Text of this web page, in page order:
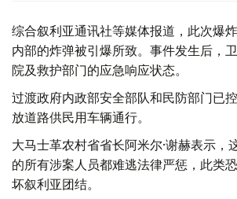
综合叙利亚通讯社等媒体报道，此次爆
内部的炸弹被引爆所致。事件发生后，
院及救护部门的应急响应状态。
过渡政府内政部安全部队和民防部门已
放道路供民用车辆通行。
大马士革农村省省长阿米尔·谢赫表示，
的所有涉案人员都难逃法律严惩，此类
坏叙利亚团结。